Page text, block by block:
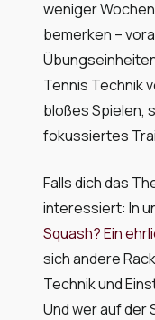
weniger
bemerken –
Tennis Technik
bloßes Spielen,
fokussiertes
Falls dich das
interessiert: In
Squash? Ein
sich andere
Technik und
Und wer auf der